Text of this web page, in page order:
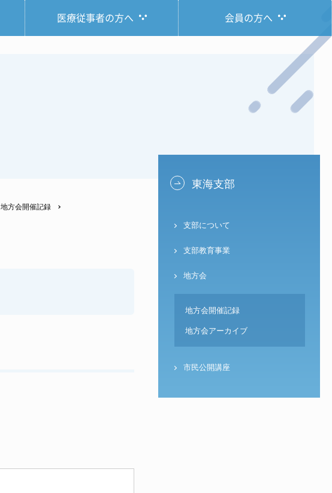
医療従事者の方へ 会員の方へ
地方会開催記録
東海支部
支部について
支部教育事業
地方会
地方会開催記録
地方会アーカイブ
市民公開講座